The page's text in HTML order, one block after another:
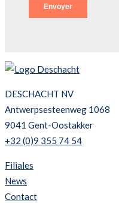
DESCHACHT NV
Antwerpsesteenweg 1068
9041 Gent-Oostakker
+32 (0)9 355 74 54
Filiales
News
Contact